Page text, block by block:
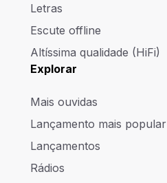
Letras
Escute offline
Altíssima qualidade (HiFi)
Explorar
Mais ouvidas
Lançamento mais popular
Lançamentos
Rádios